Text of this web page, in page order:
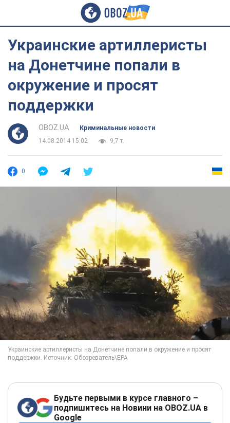
Украинские артиллеристы
на Донетчине попали в
окружение и просят
поддержки
OBOZ.UA
Криминальные новости
14.08.2014 15:02
9,7 т.
0
Будьте первыми в курсе главного –
подпишитесь на Новини на OBOZ.UA в
Google